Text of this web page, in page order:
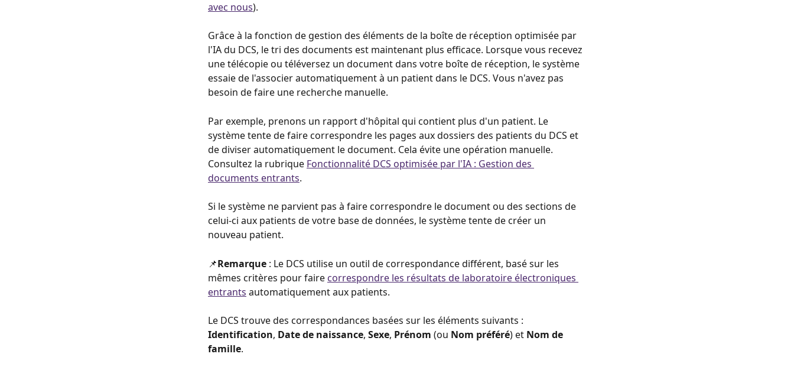
avec nous).
Grâce à la fonction de gestion des éléments de la boîte de réception optimisée par
l'IA du DCS, le tri des documents est maintenant plus efficace. Lorsque vous recevez
une télécopie ou téléversez un document dans votre boîte de réception, le système
essaie de l'associer automatiquement à un patient dans le DCS. Vous n'avez pas
besoin de faire une recherche manuelle.
Par exemple, prenons un rapport d'hôpital qui contient plus d'un patient. Le
système tente de faire correspondre les pages aux dossiers des patients du DCS et
de diviser automatiquement le document. Cela évite une opération manuelle.
Consultez la rubrique Fonctionnalité DCS optimisée par l'IA : Gestion des
documents entrants.
Si le système ne parvient pas à faire correspondre le document ou des sections de
celui-ci aux patients de votre base de données, le système tente de créer un
nouveau patient.
📌Remarque : Le DCS utilise un outil de correspondance différent, basé sur les
mêmes critères pour faire correspondre les résultats de laboratoire électroniques
entrants automatiquement aux patients.
Le DCS trouve des correspondances basées sur les éléments suivants :
Identification, Date de naissance, Sexe, Prénom (ou Nom préféré) et Nom de
famille.